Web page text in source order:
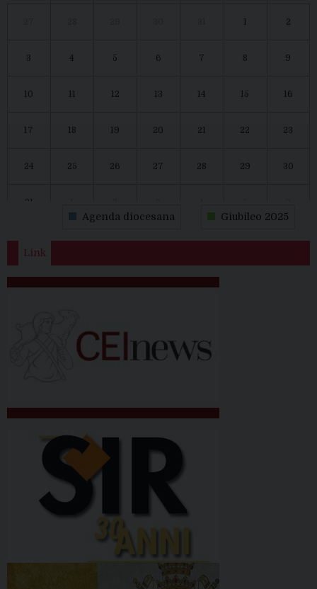
2
3 4 5 6 7 8 9
10 12 13 14 15 16
17 18 19 20 21 22 23
24 25 26 27 28 29 30
31
Agenda diocesana Giubileo 2025
Link